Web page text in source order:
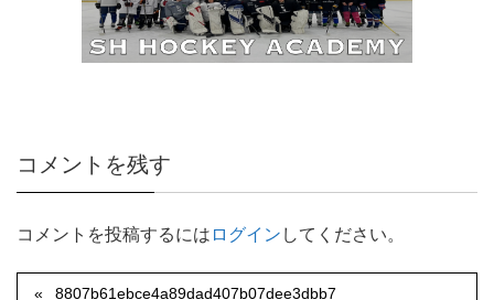
コメントを残す
コメントを投稿するには ログイン してください。
8807b61ebce4a89dad407b07dee3dbb7